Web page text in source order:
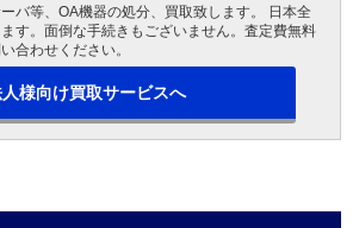
バ等、OA機器の処分、買取致します。 日本全
す。面倒な手続きもございません。査定費無料
合わせください。
様向け買取サービスへ